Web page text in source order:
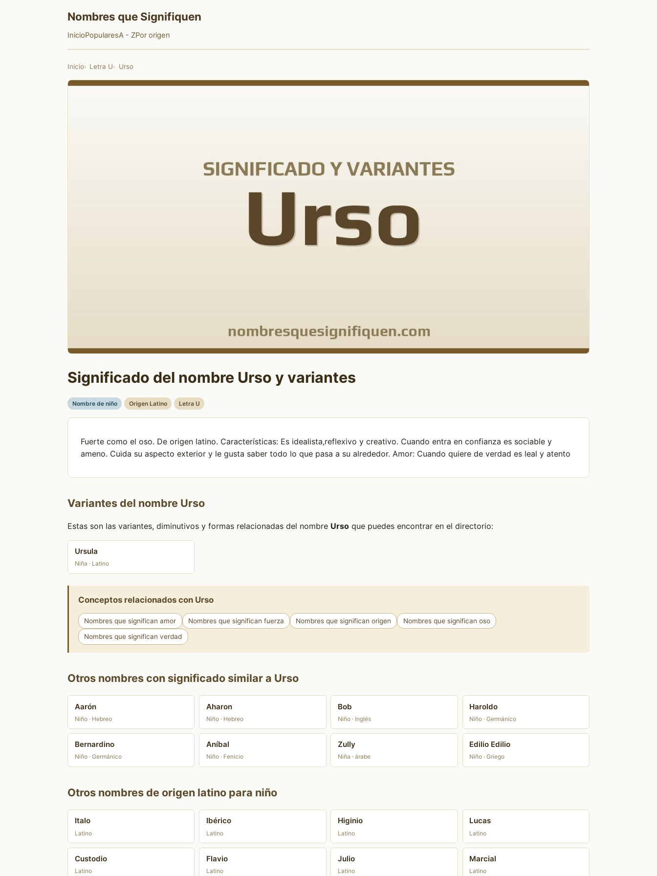
Nombres que Signifiquen
InicioPopularesA - ZPor origen
Inicio Letra U Urso
Significado del nombre Urso y variantes
Nombre de niño Origen Latino Letra U
Fuerte como el oso. De origen latino. Características: Es idealista,reflexivo y creativo. Cuando entra en confianza es sociable y
ameno. Cuida su aspecto exterior y le gusta saber todo lo que pasa a su alrededor. Amor: Cuando quiere de verdad es leal y atento
Variantes del nombre Urso
Estas son las variantes, diminutivos y formas relacionadas del nombre Urso que puedes encontrar en el directorio:
Ursula
Niña · Latino
Conceptos relacionados con Urso
Nombres que significan amor Nombres que significan fuerza Nombres que significan origen Nombres que significan oso
Nombres que significan verdad
Otros nombres con significado similar a Urso
Aarón
Niño · Hebreo
Aharon
Niño · Hebreo
Bob
Niño · Inglés
Haroldo
Niño · Germánico
Bernardino
Niño · Germánico
Aníbal
Niño · Fenicio
Zully
Niña · árabe
Edilio Edilio
Niño · Griego
Otros nombres de origen latino para niño
Italo
Latino
Ibérico
Latino
Higinio
Latino
Lucas
Latino
Custodio
Latino
Flavio
Latino
Julio
Latino
Marcial
Latino